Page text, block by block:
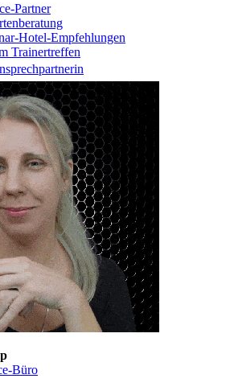
Partner
Hotel-Empfehlungen
Trainertreffen
Büro